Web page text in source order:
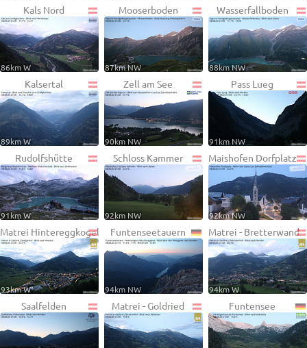
Kals Nord
86km W
Mooserboden
87km NW
Wasserfallboden
88km NW
Kalsertal
89km W
Zell am See
90km NW
Pass Lueg
91km NW
Rudolfshütte
91km W
Schloss Kammer
92km NW
Maishofen Dorfplatz
92km NW
Matrei Hintereggkogel
93km W
Funtenseetauern
94km NW
Matrei - Bretterwand
94km W
Saalfelden Matrei - Goldried Funtensee